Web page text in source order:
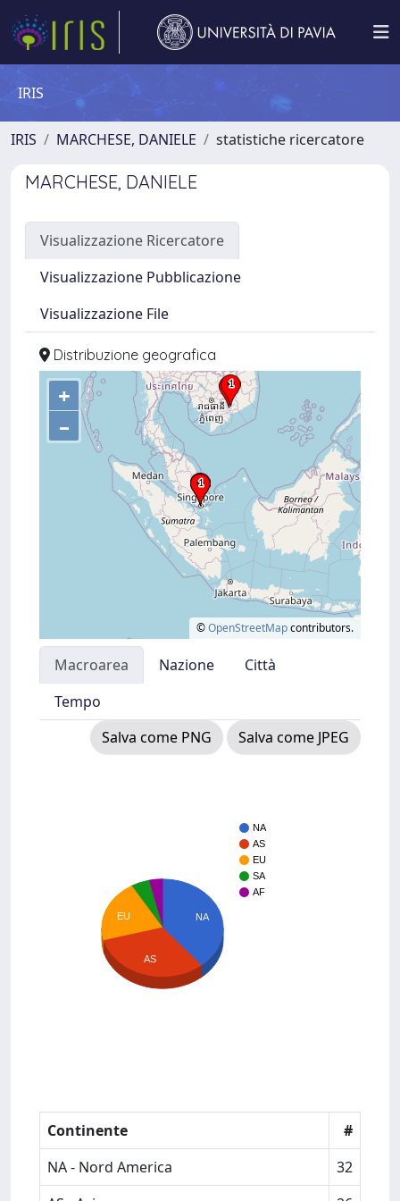
IRIS
IRIS MARCHESE, DANIELE statistiche ricercatore
MARCHESE, DANIELE
Visualizzazione Ricercatore
Visualizzazione Pubblicazione
Visualizzazione File
Distribuzione geografica
+
–
©OpenStreetMapcontributors.
Macroarea Nazione
Città
Tempo
Salva come PNG
Salva come JPEG
NA
AS
EU
SA
AF
NA
EU
AS
Continente
#
NA - Nord America
32